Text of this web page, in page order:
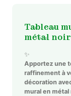
Tableau
métal noir
✨
Apportez une
raffinement à
décoration
mural en métal